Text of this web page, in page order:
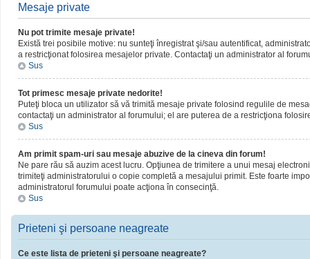
Mesaje private
Nu pot trimite mesaje private!
Există trei posibile motive: nu sunteţi înregistrat şi/sau autentificat,
a restricţionat folosirea mesajelor private. Contactaţi un administrator al
Sus
Tot primesc mesaje private nedorite!
Puteţi bloca un utilizator să vă trimită mesaje private folosind regulile de
contactaţi un administrator al forumului; el are puterea de a restricţiona
Sus
Am primit spam-uri sau mesaje abuzive de la cineva din forum!
Ne pare rău să auzim acest lucru. Opţiunea de trimitere a unui mesaj
trimiteţi administratorului o copie completă a mesajului primit. Este foarte
administratorul forumului poate acţiona în consecinţă.
Sus
Prieteni şi persoane neagreate
Ce este lista de prieteni şi persoane neagreate?